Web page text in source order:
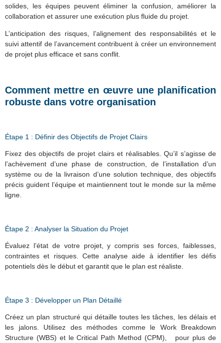
solides, les équipes peuvent éliminer la confusion, améliorer la
collaboration et assurer une exécution plus fluide du projet.
L’anticipation des risques, l’alignement des responsabilités et le
suivi attentif de l’avancement contribuent à créer un environnement
de projet plus efficace et sans conflit.
Comment mettre en œuvre une planification
robuste dans votre organisation
Étape 1 : Définir des Objectifs de Projet Clairs
Fixez des objectifs de projet clairs et réalisables. Qu’il s’agisse de
l’achèvement d’une phase de construction, de l’installation d’un
système ou de la livraison d’une solution technique, des objectifs
précis guident l’équipe et maintiennent tout le monde sur la même
ligne.
Étape 2 : Analyser la Situation du Projet
Évaluez l’état de votre projet, y compris ses forces, faiblesses,
contraintes et risques. Cette analyse aide à identifier les défis
potentiels dès le début et garantit que le plan est réaliste.
Étape 3 : Développer un Plan Détaillé
Créez un plan structuré qui détaille toutes les tâches, les délais et
les jalons. Utilisez des méthodes comme le Work Breakdown
Structure (WBS) et le Critical Path Method (CPM), pour plus de